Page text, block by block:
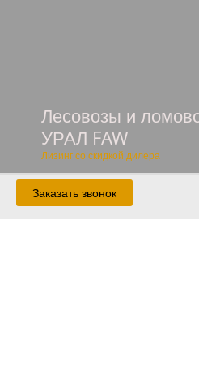
Лесовозы и
УРАЛ FAW
Лизинг со скидкой дилера
Заказать звонок